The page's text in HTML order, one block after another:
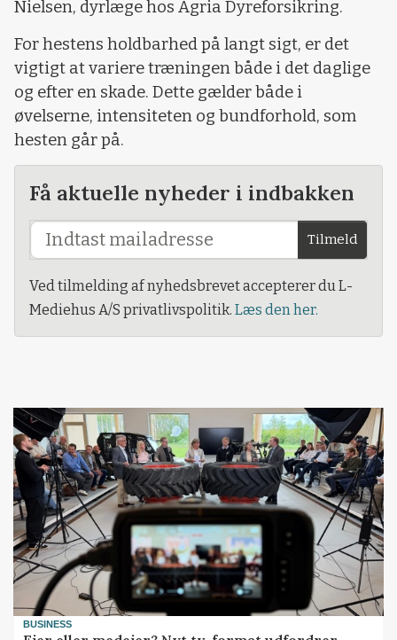
Nielsen, dyrlæge hos Agria Dyreforsikring.
For hestens holdbarhed på langt sigt, er det
vigtigt at variere træningen både i det daglige
og efter en skade. Dette gælder både i
øvelserne, intensiteten og bundforhold, som
hesten går på.
Få aktuelle nyheder i indbakken
Tilmeld
Ved tilmelding af nyhedsbrevet accepterer du L-
Mediehus A/S privatlivspolitik. Læs den her.
BUSINESS